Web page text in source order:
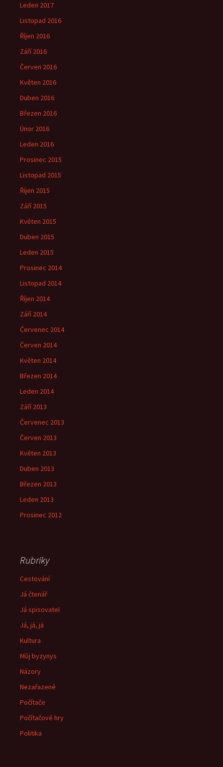
Leden 2017
Listopad 2016
Říjen 2016
Září 2016
Červen 2016
Květen 2016
Duben 2016
Březen 2016
Únor 2016
Leden 2016
Prosinec 2015
Listopad 2015
Říjen 2015
Září 2015
Květen 2015
Duben 2015
Leden 2015
Prosinec 2014
Listopad 2014
Říjen 2014
Září 2014
Červenec 2014
Červen 2014
Květen 2014
Březen 2014
Leden 2014
Září 2013
Červenec 2013
Červen 2013
Květen 2013
Duben 2013
Březen 2013
Leden 2013
Prosinec 2012
Rubriky
Cestování
Já čtenář
Já spisovatel
Já, já, já
Kultura
Můj byzynys
Názory
Nezařazené
Počítače
Počítačové hry
Politika